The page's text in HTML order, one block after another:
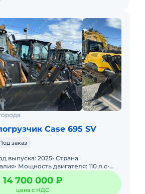
Case 695 SV
заказ
выпуска: 2025• Страна
Мощность двигателя: 110 л.с•
масса: 8440 кг• Состояние:
14 700 000 ₽
цена с НДС